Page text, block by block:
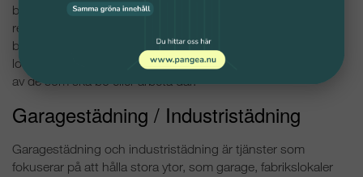
bort byggskräp, damm och rester från byggmaterial, samt
rengöra ytor som kan ha blivit smutsiga under
byggprocessen. Denna städning är avgörande för att
lokalerna ska vara säkra, funktionella och redo att användas
av de som ska bo eller arbeta där.
Garagestädning / Industristädning
Garagestädning och industristädning är tjänster som
fokuserar på att hålla stora ytor, som garage, fabrikslokaler